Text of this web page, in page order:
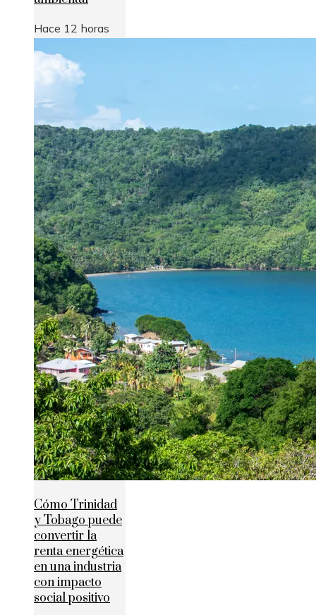
Hace 12 horas
Cómo Trinidad
y Tobago puede
convertir la
renta energética
en una industria
con impacto
social positivo